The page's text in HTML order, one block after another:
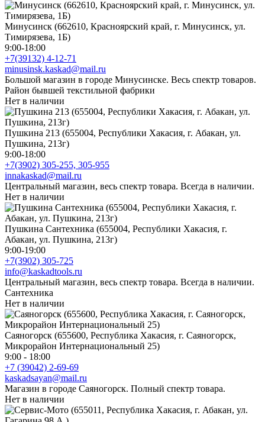
Минусинск (662610, Красноярский край, г. Минусинск, ул.
Тимирязева, 1Б)
9:00-18:00
+7(39132) 4-12-71
minusinsk.kaskad@mail.ru
Большой магазин в городе Минусинске. Весь спектр товаров.
Район бывшей текстильной фабрики
Нет в наличии
Пушкина 213 (655004, Республики Хакасия, г. Абакан, ул.
Пушкина, 213г)
9:00-18:00
+7(3902) 305-255, 305-955
innakaskad@mail.ru
Центральный магазин, весь спектр товара. Всегда в наличии.
Нет в наличии
Пушкина Сантехника (655004, Республики Хакасия, г.
Абакан, ул. Пушкина, 213г)
9:00-19:00
+7(3902) 305-725
info@kaskadtools.ru
Центральный магазин, весь спектр товара. Всегда в наличии.
Сантехника
Нет в наличии
Саяногорск (655600, Республика Хакасия, г. Саяногорск,
Микрорайон Интернациональный 25)
9:00 - 18:00
+7 (39042) 2-69-69
kaskadsayan@mail.ru
Магазин в городе Саяногорск. Полный спектр товара.
Нет в наличии